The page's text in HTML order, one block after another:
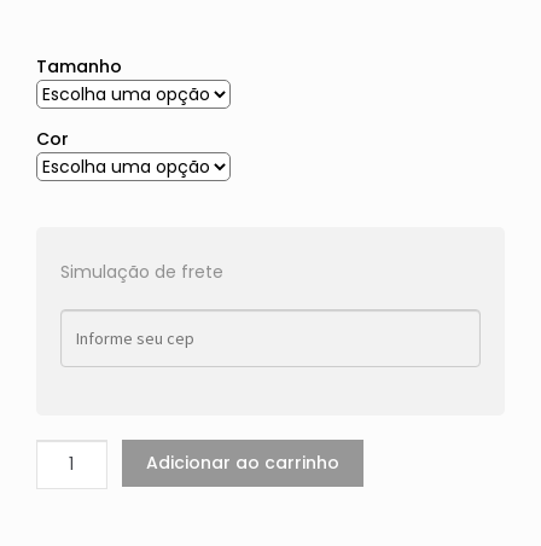
Tamanho
Cor
Simulação de frete
Adicionar ao carrinho